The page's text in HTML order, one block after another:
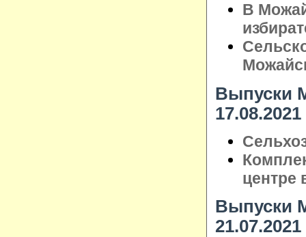
В
Выпуски
17.08.2021
центре
Выпуски
21.07.2021